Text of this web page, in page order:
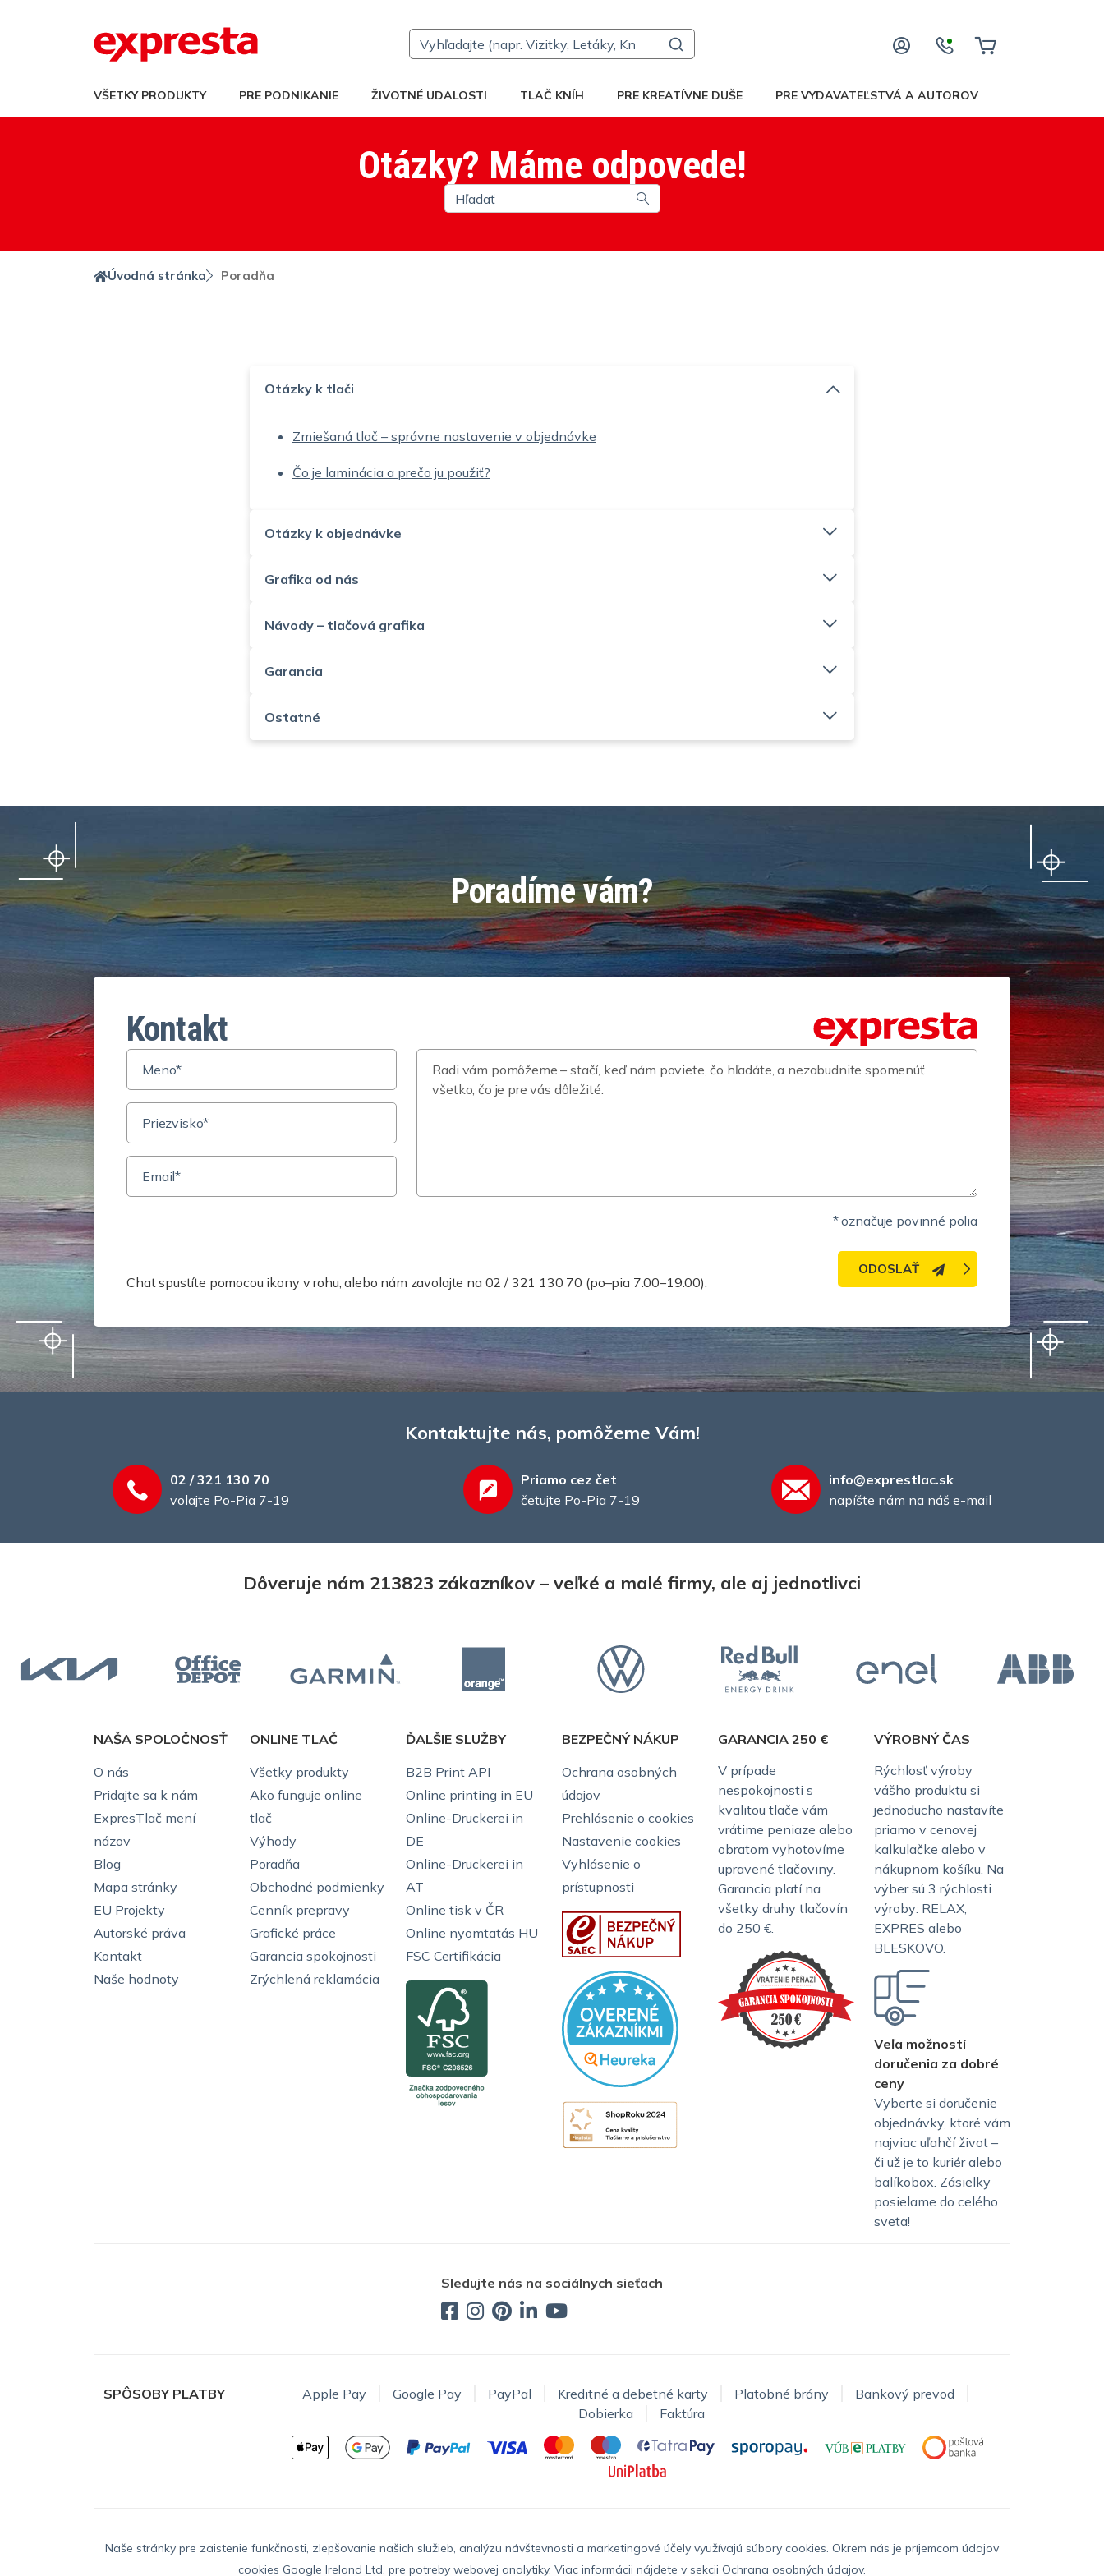
VŠETKY PRODUKTY PRE PODNIKANIE ŽIVOTNÉ UDALOSTI TLAČ KNÍH PRE KREATÍVNE DUŠE PRE VYDAVATEĽSTVÁ A AUTOROV
Otázky? Máme odpovede!
Úvodná stránka Poradňa
Otázky k tlači
Zmiešaná tlač – správne nastavenie v objednávke
Čo je laminácia a prečo ju použiť?
Otázky k objednávke
Grafika od nás
Návody – tlačová grafika
Garancia
Ostatné
Poradíme vám?
Kontakt
* označuje povinné polia
Chat spustíte pomocou ikony v rohu, alebo nám zavolajte na 02 / 321 130 70 (po–pia 7:00–19:00).
ODOSLAŤ
Kontaktujte nás, pomôžeme Vám!
02 / 321 130 70
volajte Po-Pia 7-19
Priamo cez čet
četujte Po-Pia 7-19
info@exprestlac.sk
napíšte nám na náš e-mail
Dôveruje nám 213823 zákazníkov – veľké a malé firmy, ale aj jednotlivci
NAŠA SPOLOČNOSŤ
O nás
Pridajte sa k nám
ExpresTlač mení
názov
Blog
Mapa stránky
EU Projekty
Autorské práva
Kontakt
Naše hodnoty
ONLINE TLAČ
Všetky produkty
Ako funguje online
tlač
Výhody
Poradňa
Obchodné podmienky
Cenník prepravy
Grafické práce
Garancia spokojnosti
Zrýchlená reklamácia
ĎALŠIE SLUŽBY
B2B Print API
Online printing in EU
Online-Druckerei in
DE
Online-Druckerei in
AT
Online tisk v ČR
Online nyomtatás HU
FSC Certifikácia
BEZPEČNÝ NÁKUP
Ochrana osobných
údajov
Prehlásenie o cookies
Nastavenie cookies
Vyhlásenie o
prístupnosti
GARANCIA 250 €
V prípade
nespokojnosti s
kvalitou tlače vám
vrátime peniaze alebo
obratom vyhotovíme
upravené tlačoviny.
Garancia platí na
všetky druhy tlačovín
do 250 €.
VÝROBNÝ ČAS
Rýchlosť výroby
vášho produktu si
jednoducho nastavíte
priamo v cenovej
kalkulačke alebo v
nákupnom košíku. Na
výber sú 3 rýchlosti
výroby: RELAX,
EXPRES alebo
BLESKOVO.
Veľa možností
doručenia za dobré
ceny
Vyberte si doručenie
objednávky, ktoré vám
najviac uľahčí život –
či už je to kuriér alebo
balíkobox. Zásielky
posielame do celého
sveta!
Sledujte nás na sociálnych sieťach
SPÔSOBY PLATBY Apple Pay Google Pay PayPal Kreditné a debetné karty Platobné brány
Bankový prevod
Dobierka
Faktúra
Naše stránky pre zaistenie funkčnosti, zlepšovanie našich služieb, analýzu návštevnosti a marketingové účely využívajú súbory cookies. Okrem nás je príjemcom údajov
cookies Google Ireland Ltd. pre potreby webovej analytiky. Viac informácii nájdete v sekcii Ochrana osobných údajov.